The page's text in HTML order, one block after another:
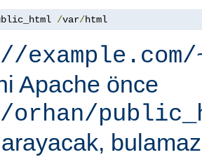
/var/html
Apache önce
orhan/